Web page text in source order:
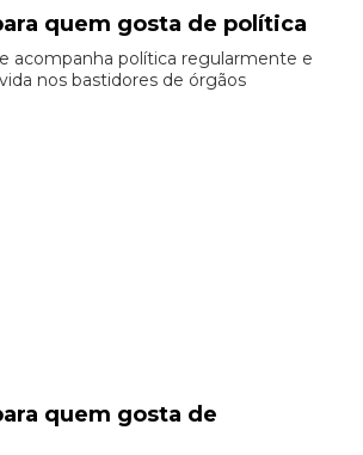
quem gosta de política
acompanha política regularmente e
nos bastidores de órgãos
quem gosta de